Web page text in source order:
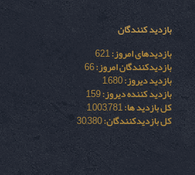
بازدید کنندگان
بازدیدهای امروز:621
بازدیدکنندگان امروز:66
بازدید دیروز:1,680
بازدید کننده دیروز:159
کل بازدید ها:1,003,781
کل بازدیدکنند‌گان:30,380